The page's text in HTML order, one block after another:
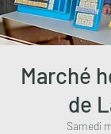
Marché
de
Samedi